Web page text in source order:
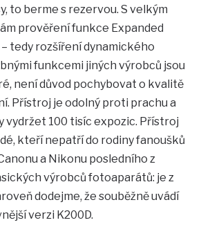
to berme s rezervou. S velkým
prověření funkce Expanded
– tedy rozšíření dynamického
funkcemi jiných výrobců jsou
není důvod pochybovat o kvalitě
Přístroj je odolný proti prachu a
vydržet 100 tisíc expozic. Přístroj
kteří nepatří do rodiny fanoušků
a Nikonu posledního z
výrobců fotoaparátů: je z
dodejme, že souběžně uvádí
verzi K200D.